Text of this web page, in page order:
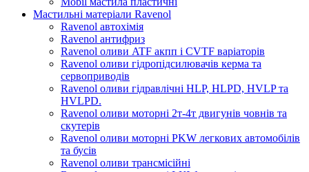
Мастильні матеріали Ravenol
Ravenol автохімія
Ravenol антифриз
Ravenol оливи ATF акпп і CVTF варіаторів
Ravenol оливи гідропідсилювачів керма та
сервоприводів
Ravenol оливи гідравлічні HLP, HLPD, HVLP та
HVLPD.
Ravenol оливи моторні 2т-4т двигунів човнів та
скутерів
Ravenol оливи моторні PKW легкових автомобілів
та бусів
Ravenol оливи трансмісійні